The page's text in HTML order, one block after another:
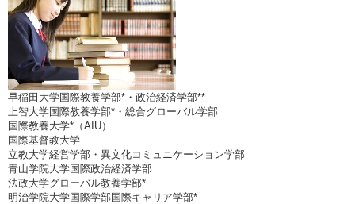
早稲田大学国際教養学部*・政治経済学部**
上智大学国際教養学部*・総合グローバル学部
国際教養大学*（AIU）
国際基督教大学
立教大学経営学部・異文化コミュニケーション学部
青山学院大学国際政治経済学部
法政大学グローバル教養学部*
明治学院大学国際学部国際キャリア学部*